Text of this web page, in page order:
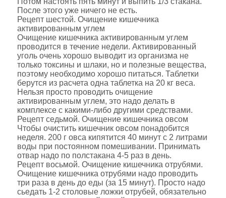
После этого уже ничего не есть.
Рецепт шестой. Очищение кишечника
активированным углем
Очищение кишечника активированным углем
проводится в течение недели. Активированный
уголь очень хорошо выводит из организма не
только токсины и шлаки, но и полезные вещества,
поэтому необходимо хорошо питаться. Таблетки
берутся из расчета одна таблетка на 20 кг веса.
Нельзя просто проводить очищение
активированным углем, это надо делать в
комплексе с какими-либо другими средствами.
Рецепт седьмой. Очищение кишечника овсом
Чтобы очистить кишечник овсом понадобится
неделя. 200 г овса кипятится 40 минут с 2 литрами
воды при постоянном помешивании. Принимать
отвар надо по полстакана 4-5 раз в день.
Рецепт восьмой. Очищение кишечника отрубями.
Очищение кишечника отрубями надо проводить
три раза в день до еды (за 15 минут). Просто надо
сьедать 1-2 столовые ложки отрубей, обязательно